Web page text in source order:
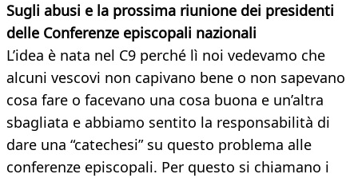
Sugli abusi e la prossima riunione dei presidenti
delle Conferenze episcopali nazionali
L’idea è nata nel C9 perché lì noi vedevamo che
alcuni vescovi non capivano bene o non sapevano
cosa fare o facevano una cosa buona e un’altra
sbagliata e abbiamo sentito la responsabilità di
dare una “catechesi” su questo problema alle
conferenze episcopali. Per questo si chiamano i